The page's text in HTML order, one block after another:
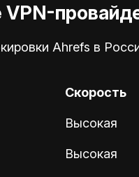
VPN-
Ahrefs в
Скорость
Высокая
Высокая